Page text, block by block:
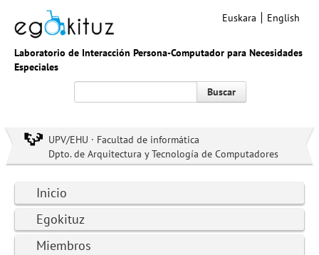
Laboratorio de Interacción Persona-Computador para Necesidades
Especiales
Euskara English
Buscar
UPV/EHU · Facultad de informática
Dpto. de Arquitectura y Tecnología de Computadores
Inicio
Egokituz
Miembros